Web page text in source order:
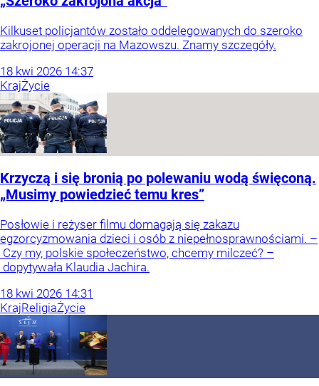
Kilkuset policjantów zostało oddelegowanych do szeroko
zakrojonej operacji na Mazowszu. Znamy szczegóły.
18 kwi 2026 14:37
KrajŻycie
Krzyczą i się bronią po polewaniu wodą święconą.
„Musimy powiedzieć temu kres”
Posłowie i reżyser filmu domagają się zakazu
egzorcyzmowania dzieci i osób z niepełnosprawnościami. –
Czy my, polskie społeczeństwo, chcemy milczeć? –
dopytywała Klaudia Jachira.
18 kwi 2026 14:31
KrajReligiaŻycie